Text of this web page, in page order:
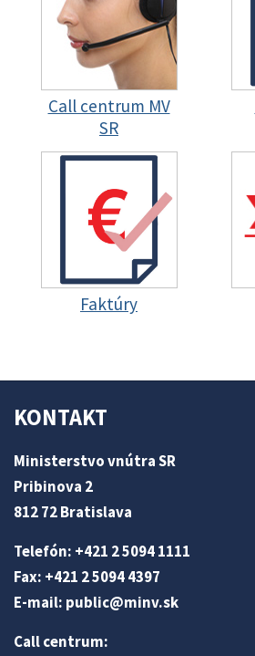
Call centrum MV
SR
Faktúry
KONTAKT
Ministerstvo vnútra SR
Pribinova 2
812 72 Bratislava
Telefón: +421 2 5094 1111
Fax: +421 2 5094 4397
E-mail: public@minv.sk
Call centrum: